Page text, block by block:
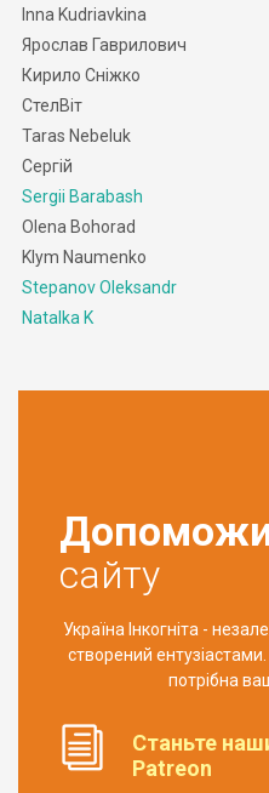
Inna Kudriavkina
Ярослав Гаврилович
Кирило Сніжко
СтелВіт
Taras Nebeluk
Сергій
Sergii Barabash
Olena Bohorad
Klym Naumenko
Stepanov Oleksandr
Natalka K
сайту
Україна Інкогніта -
створений
потрібна
Станьте
Patreon